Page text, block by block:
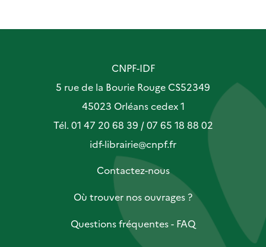
CNPF-IDF
5 rue de la Bourie Rouge CS52349
45023 Orléans cedex 1
Tél. 01 47 20 68 39 / 07 65 18 88 02
idf-librairie@cnpf.fr
Contactez-nous
Où trouver nos ouvrages ?
Questions fréquentes - FAQ